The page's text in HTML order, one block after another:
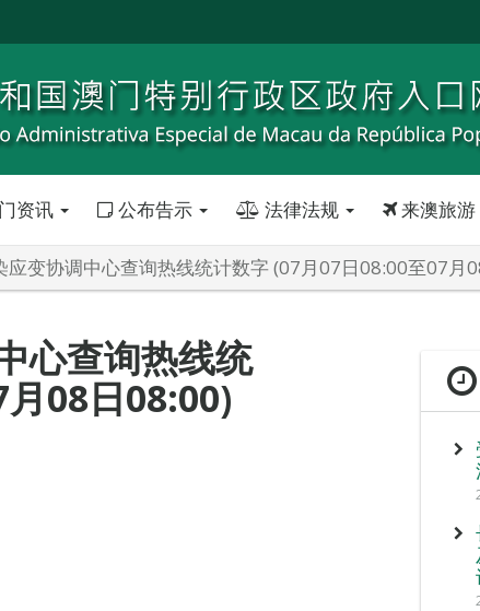
资讯 公布告示 法律法规 来澳旅游
应变协调中心查询热线统计数字 (07月07日08:00至07月
心查询热线统
08日08:00)